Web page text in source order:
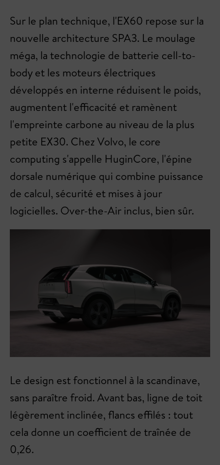
Sur le plan technique, l'EX60 repose sur la
nouvelle architecture SPA3. Le moulage
méga, la technologie de batterie cell-to-
body et les moteurs électriques
développés en interne réduisent le poids,
augmentent l'efficacité et ramènent
l'empreinte carbone au niveau de la plus
petite EX30. Chez Volvo, le core
computing s'appelle HuginCore, l'épine
dorsale numérique qui combine puissance
de calcul, sécurité et mises à jour
logicielles. Over-the-Air inclus, bien sûr.
Le design est fonctionnel à la scandinave,
sans paraître froid. Avant bas, ligne de toit
légèrement inclinée, flancs effilés : tout
cela donne un coefficient de traînée de
0,26.